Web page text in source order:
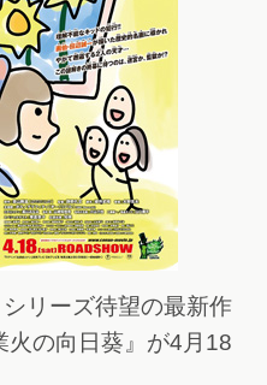
リーズ待望の最新作
火の向日葵』が4月18